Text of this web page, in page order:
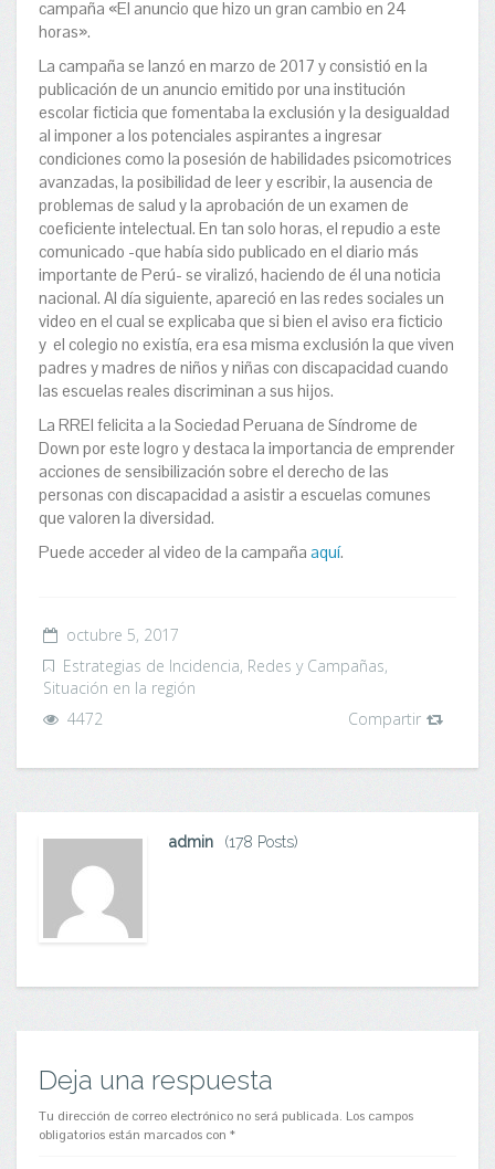
campaña «El anuncio que hizo un gran cambio en 24
horas».
La campaña se lanzó en marzo de 2017 y consistió en la
publicación de un anuncio emitido por una institución
escolar ficticia que fomentaba la exclusión y la desigualdad
al imponer a los potenciales aspirantes a ingresar
condiciones como la posesión de habilidades psicomotrices
avanzadas, la posibilidad de leer y escribir, la ausencia de
problemas de salud y la aprobación de un examen de
coeficiente intelectual. En tan solo horas, el repudio a este
comunicado -que había sido publicado en el diario más
importante de Perú- se viralizó, haciendo de él una noticia
nacional. Al día siguiente, apareció en las redes sociales un
video en el cual se explicaba que si bien el aviso era ficticio
y el colegio no existía, era esa misma exclusión la que viven
padres y madres de niños y niñas con discapacidad cuando
las escuelas reales discriminan a sus hijos.
La RREI felicita a la Sociedad Peruana de Síndrome de
Down por este logro y destaca la importancia de emprender
acciones de sensibilización sobre el derecho de las
personas con discapacidad a asistir a escuelas comunes
que valoren la diversidad.
Puede acceder al video de la campaña aquí.
octubre 5, 2017
Estrategias de Incidencia, Redes y Campañas,
Situación en la región
4472
Compartir
admin (178 Posts)
Deja una respuesta
Tu dirección de correo electrónico no será publicada. Los campos
obligatorios están marcados con *